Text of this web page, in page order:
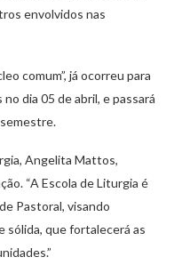
envolvidos nas
comum”, já ocorreu para
dia 05 de abril, e passará
Angelita Mattos,
“A Escola de Liturgia é
Pastoral, visando
sólida, que fortalecerá as